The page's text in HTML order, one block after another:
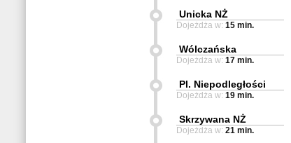
Unicka NŻ
Dojeżdża w: 15 min.
Wólczańska
Dojeżdża w: 17 min.
Pl. Niepodległości
Dojeżdża w: 19 min.
Skrzywana NŻ
Dojeżdża w: 21 min.